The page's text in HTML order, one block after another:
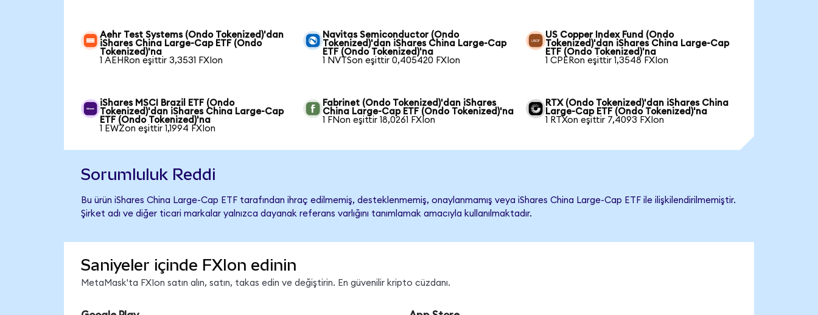
Aehr Test Systems (Ondo Tokenized)'dan
iShares China Large-Cap ETF (Ondo
Tokenized)'na
1 AEHRon eşittir 3,3531 FXIon
Navitas Semiconductor (Ondo
Tokenized)'dan iShares China Large-Cap
ETF (Ondo Tokenized)'na
1 NVTSon eşittir 0,405420 FXIon
US Copper Index Fund (Ondo
Tokenized)'dan iShares China Large-Cap
ETF (Ondo Tokenized)'na
1 CPERon eşittir 1,3548 FXIon
iShares MSCI Brazil ETF (Ondo
Tokenized)'dan iShares China Large-Cap
ETF (Ondo Tokenized)'na
1 EWZon eşittir 1,1994 FXIon
Fabrinet (Ondo Tokenized)'dan iShares
China Large-Cap ETF (Ondo Tokenized)'na
1 FNon eşittir 18,0261 FXIon
RTX (Ondo Tokenized)'dan iShares China
Large-Cap ETF (Ondo Tokenized)'na
1 RTXon eşittir 7,4093 FXIon
Sorumluluk Reddi
Bu ürün iShares China Large-Cap ETF tarafından ihraç edilmemiş, desteklenmemiş, onaylanmamış veya iShares China Large-Cap ETF ile ilişkilendirilmemiştir.
Şirket adı ve diğer ticari markalar yalnızca dayanak referans varlığını tanımlamak amacıyla kullanılmaktadır.
Saniyeler içinde FXIon edinin
MetaMask'ta FXIon satın alın, satın, takas edin ve değiştirin. En güvenilir kripto cüzdanı.